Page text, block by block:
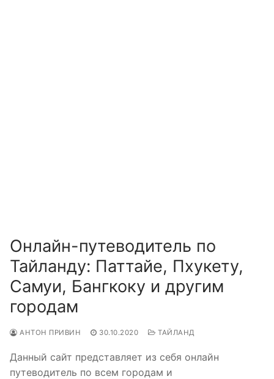
Онлайн-путеводитель по
Тайланду: Паттайе, Пхукету,
Самуи, Бангкоку и другим
городам
АНТОН ПРИВИН 30.10.2020 ТАЙЛАНД
Данный сайт представляет из себя онлайн
путеводитель по всем городам и